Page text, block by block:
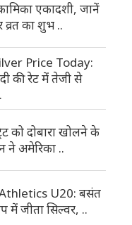
एकादशी, जानें
का शुभ ..
Price Today:
की रेट में तेजी से
को दोबारा खोलने के
ने अमेरिका ..
U20: बसंत
में जीता सिल्वर, ..